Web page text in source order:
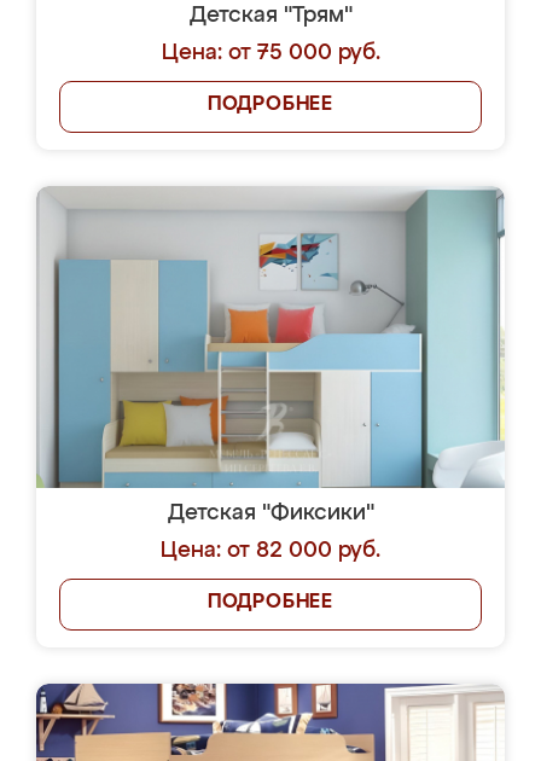
Детская "Трям"
Цена: от 75 000 руб.
ПОДРОБНЕЕ
Детская "Фиксики"
Цена: от 82 000 руб.
ПОДРОБНЕЕ